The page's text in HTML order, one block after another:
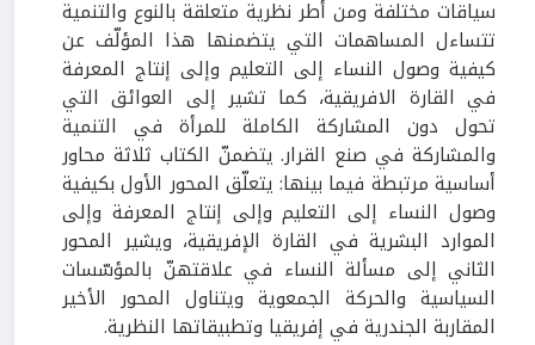
سياقات مختلفة ومن أطر نظرية متعلقة بالنوع والتنمية
تتساءل المساهمات التي يتضمنها هذا المؤلّف عن
كيفية وصول النساء إلى التعليم وإلى إنتاج المعرفة
في القارة الافريقية، كما تشير إلى العوائق التي
تحول دون المشاركة الكاملة للمرأة في التنمية
والمشاركة في صنع القرار. يتضمنّ الكتاب ثلاثة محاور
أساسية مرتبطة فيما بينها: يتعلّق المحور الأول بكيفية
وصول النساء إلى التعليم وإلى إنتاج المعرفة وإلى
الموارد البشرية في القارة الإفريقية، ويشير المحور
الثاني إلى مسألة النساء في علاقتهنّ بالمؤسّسات
السياسية والحركة الجمعوية ويتناول المحور الأخير
المقاربة الجندرية في إفريقيا وتطبيقاتها النظرية.